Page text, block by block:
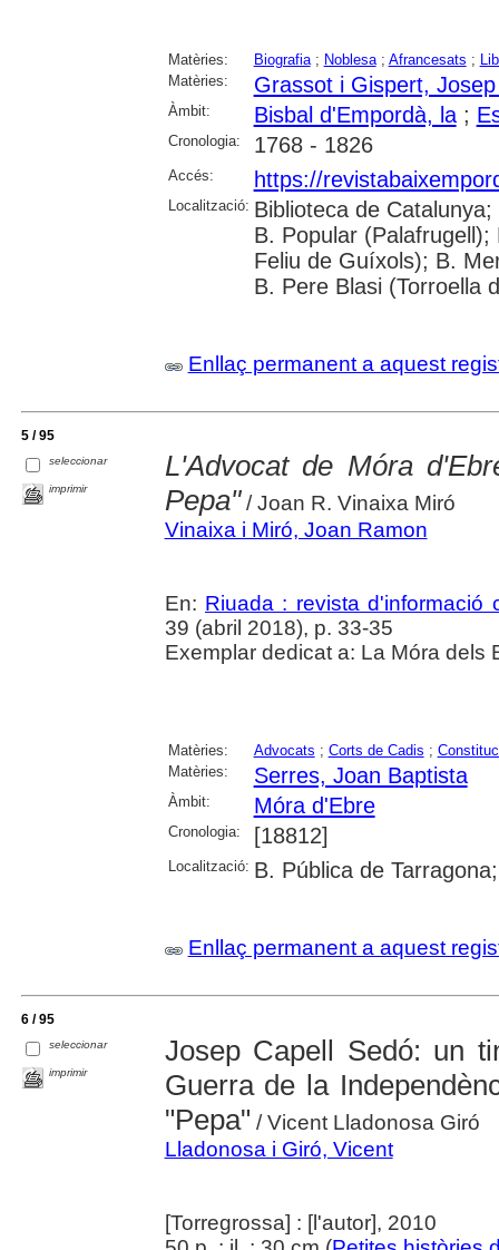
Matèries: Biografia; Noblesa; Afrancesats ;
Matèries:
Grassot i Gispert,
Àmbit: Bisbal d'Empordà, la;
Cronologia: 1768 - 1826
Accés: https://
Localització: Biblioteca de
B. Popular
Feliu de Guíxols); B.
B. Pere Blasi (Torroella
Enllaç permanent a aquest
5 / 95
seleccionar
imprimir
L'Advocat de Móra
Pepa"/ Joan R. Vinaixa Miró
Vinaixa i Miró, Joan Ramon
En: Riuada : revista d'informació
39 (abril 2018), p. 33-35
Exemplar dedicat a: La Móra dels
Matèries: Advocats ; Corts de Cadis ;
Matèries:
Serres, Joan Baptista
Àmbit: Móra d'Ebre
Cronologia: [18812]
Localització: B. Pública de
Enllaç permanent a aquest
6 / 95
seleccionar
imprimir
Josep Capell Sedó: un
Guerra de la
"Pepa" / Vicent Lladonosa Giró
Lladonosa i Giró, Vicent
[Torregrossa] : [l'autor], 2010